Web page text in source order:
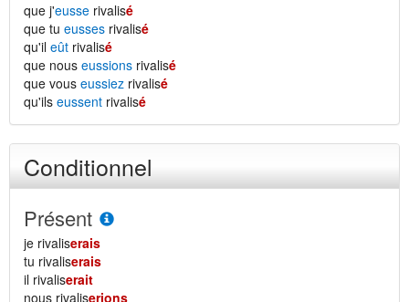
que j'eusse rivalisé
que tu eusses rivalisé
qu'il eût rivalisé
que nous eussions rivalisé
que vous eussiez rivalisé
qu'ils eussent rivalisé
Conditionnel
Présent
je rivaliserais
tu rivaliserais
il rivaliserait
nous rivaliserions